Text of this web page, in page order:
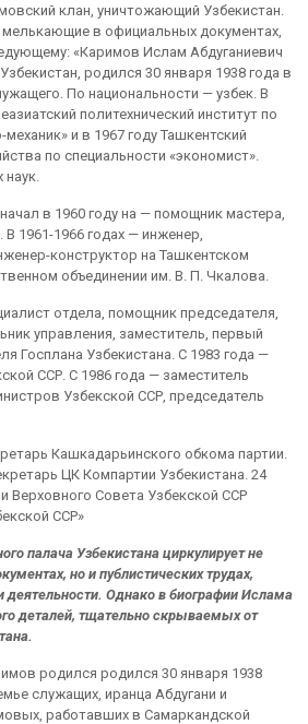
клан, уничтожающий Узбекистан.
в официальных документах,
«Каримов Ислам Абдуганиевич
родился 30 января 1938 года в
По национальности — узбек. В
политехнический институт по
и в 1967 году Ташкентский
по специальности «экономист».
в 1960 году на — помощник мастера,
1961-1966 годах — инженер,
конструктор на Ташкентском
объединении им. В. П. Чкалова.
отдела, помощник председателя,
управления, заместитель, первый
Госплана Узбекистана. C 1983 года —
ССР. C 1986 года — заместитель
Узбекской ССР, председатель
Кашкадарьинского обкома партии.
ЦК Компартии Узбекистана. 24
Верховного Совета Узбекской ССР
ССР»
палача Узбекистана циркулирует не
но и публистических трудах,
Однако в биографии Ислама
деталей, тщательно скрываемых от
родился родился 30 января 1938
служащих, иранца Абдугани и
работавших в Самаркандской